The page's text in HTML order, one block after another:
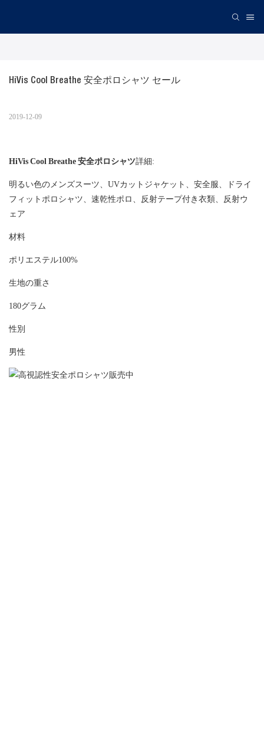
HiVis Cool Breathe 安全ポロシャツ セール
2019-12-09
HiVis Cool Breathe 安全ポロシャツ詳細:
明るい色のメンズスーツ、UVカットジャケット、安全服、ドライ
フィットポロシャツ、速乾性ポロ、反射テープ付き衣類、反射ウ
ェア
材料
ポリエステル100%
生地の重さ
180グラム
性別
男性